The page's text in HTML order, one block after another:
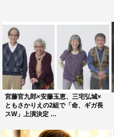
宮藤官九郎×安藤玉恵、三宅弘城×
ともさかりえの2組で「命、ギガ長
スW」上演決定 ...